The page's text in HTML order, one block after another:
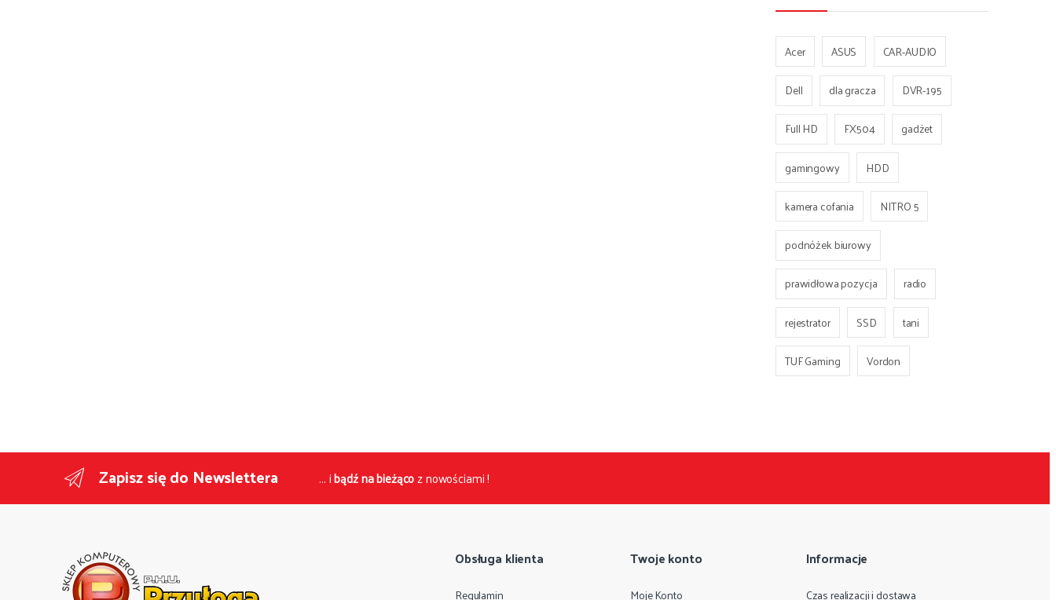
Acer ASUS
CAR-AUDIO
Dell
dla gracza
DVR-195
Full HD
FX504
gadżet
gamingowy
HDD
kamera cofania
NITRO 5
podnóżek biurowy
prawidłowa pozycja
radio
rejestrator
SSD
tani
TUF Gaming
Vordon
Zapisz się do Newslettera ... ibądź na bieżącoz nowościami !
Obsługa klienta
Regulamin
Twoje konto
Moje Konto
Informacje
Czas realizacji i dostawa